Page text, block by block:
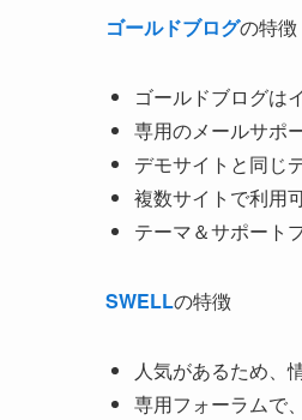
ゴールドブログの特徴
ゴールドブログは
専用のメールサポ
デモサイトと同じ
複数サイトで利用
テーマ＆サポート
SWELLの特徴
人気があるため、
専用フォーラムで